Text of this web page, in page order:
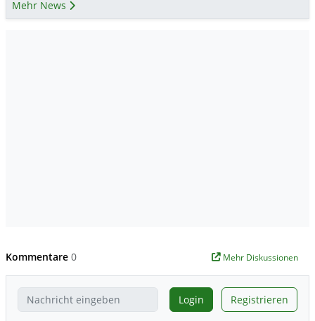
Mehr News
Kommentare 0 Mehr Diskussionen
Login Registrieren